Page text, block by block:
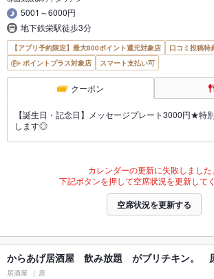
5001～6000円
地下鉄栄駅徒歩3分
【アプリ予約限定】最大800ポイント還元対象店
口コミ投稿特
ポイントプラス対象店
スマート支払い可
クーポン
【誕生日・記念日】メッセージプレート3000円★特
します◎
カレンダーの更新に失敗しました。
下記ボタンを押して空席状況を更新してく
空席状況を更新する
からあげ居酒屋 飲み放題 がブリチキン。
居酒屋 原